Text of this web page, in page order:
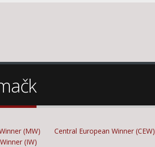
(MW)
Central European Winner (CEW)
(IW)